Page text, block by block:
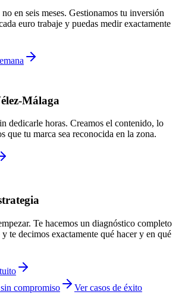
en seis meses. Gestionamos tu inversión
euro trabaje y puedas medir exactamente
Málaga
dedicarle horas. Creamos el contenido, lo
que tu marca sea reconocida en la zona.
Te hacemos un diagnóstico completo
te decimos exactamente qué hacer y en qué
compromiso
Ver casos de éxito